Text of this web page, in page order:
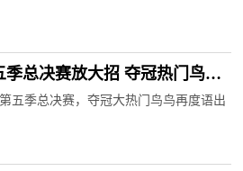
季总决赛放大招 夺冠热门鸟鸟
五季总决赛，夺冠大热门鸟鸟再度语出